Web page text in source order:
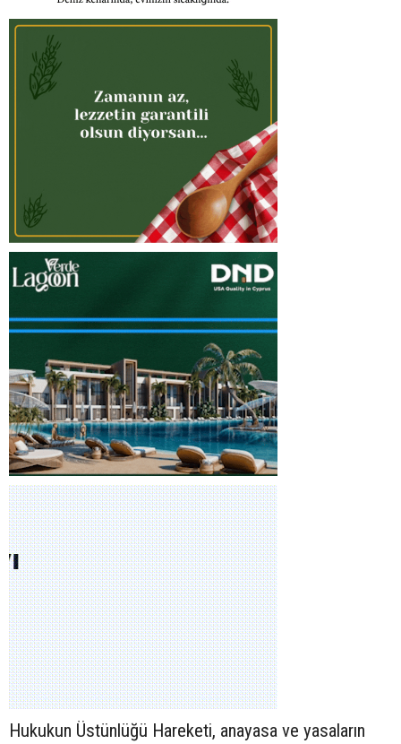
Hukukun Üstünlüğü Hareketi, anayasa ve yasaların